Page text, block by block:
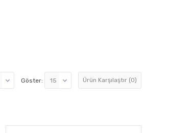
Göster: Ürün Karşılaştır (0)